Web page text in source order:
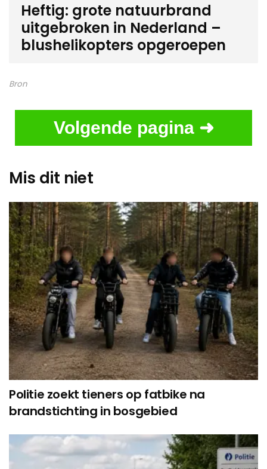
Heftig: grote natuurbrand
uitgebroken in Nederland –
blushelikopters opgeroepen
Bron
Volgende pagina ➜
Mis dit niet
Politie zoekt tieners op fatbike na
brandstichting in bosgebied